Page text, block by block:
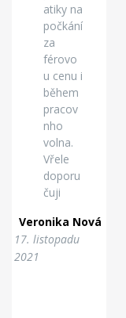
atiky na
počkání
za
férovo
u cenu i
během
pracov
nho
volna.
Vřele
doporu
čuji
Veronika Nová
17. listopadu
2021